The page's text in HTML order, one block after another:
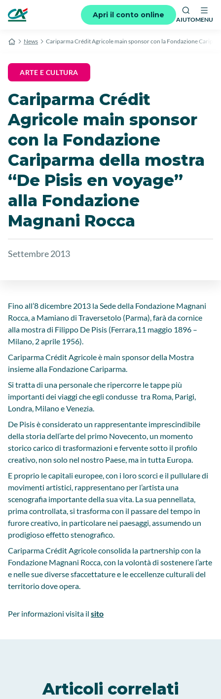
Apri il conto online
AIUTOMENU
News Cariparma Crédit Agricole main sponsor con la Fondazione
ARTE E CULTURA
Cariparma Crédit
Agricole main sponsor
con la Fondazione
Cariparma della mostra
“De Pisis en voyage”
alla Fondazione
Magnani Rocca
Settembre 2013
Fino all’8 dicembre 2013 la Sede della Fondazione Magnani
Rocca, a Mamiano di Traversetolo (Parma), farà da cornice
alla mostra di Filippo De Pisis (Ferrara,11 maggio 1896 –
Milano, 2 aprile 1956).
Cariparma Crédit Agricole è main sponsor della Mostra
insieme alla Fondazione Cariparma.
Si tratta di una personale che ripercorre le tappe più
importanti dei viaggi che egli condusse tra Roma, Parigi,
Londra, Milano e Venezia.
De Pisis è considerato un rappresentante imprescindibile
della storia dell’arte del primo Novecento, un momento
storico carico di trasformazioni e fervente sotto il profilo
creativo, non solo nel nostro Paese, ma in tutta Europa.
E proprio le capitali europee, con i loro scorci e il pullulare di
movimenti artistici, rappresentano per l’artista una
scenografia importante della sua vita. La sua pennellata,
prima controllata, si trasforma con il passare del tempo in
furore creativo, in particolare nei paesaggi, assumendo un
prodigioso effetto stenografico.
Cariparma Crédit Agricole consolida la partnership con la
Fondazione Magnani Rocca, con la volontà di sostenere l’arte
e nelle sue diverse sfaccettature e le eccellenze culturali del
territorio dove opera.
Per informazioni visita il sito
Articoli correlati